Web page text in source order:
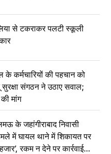
से टकराकर पलटी स्कूली
कर्मचारियों की पहचान को
सुरक्षा संगठन ने उठाए सवाल;
मांग
के जहांगीराबाद निवासी
में घायल थाने में शिकायत पर
रकम न देने पर कार्रवाई